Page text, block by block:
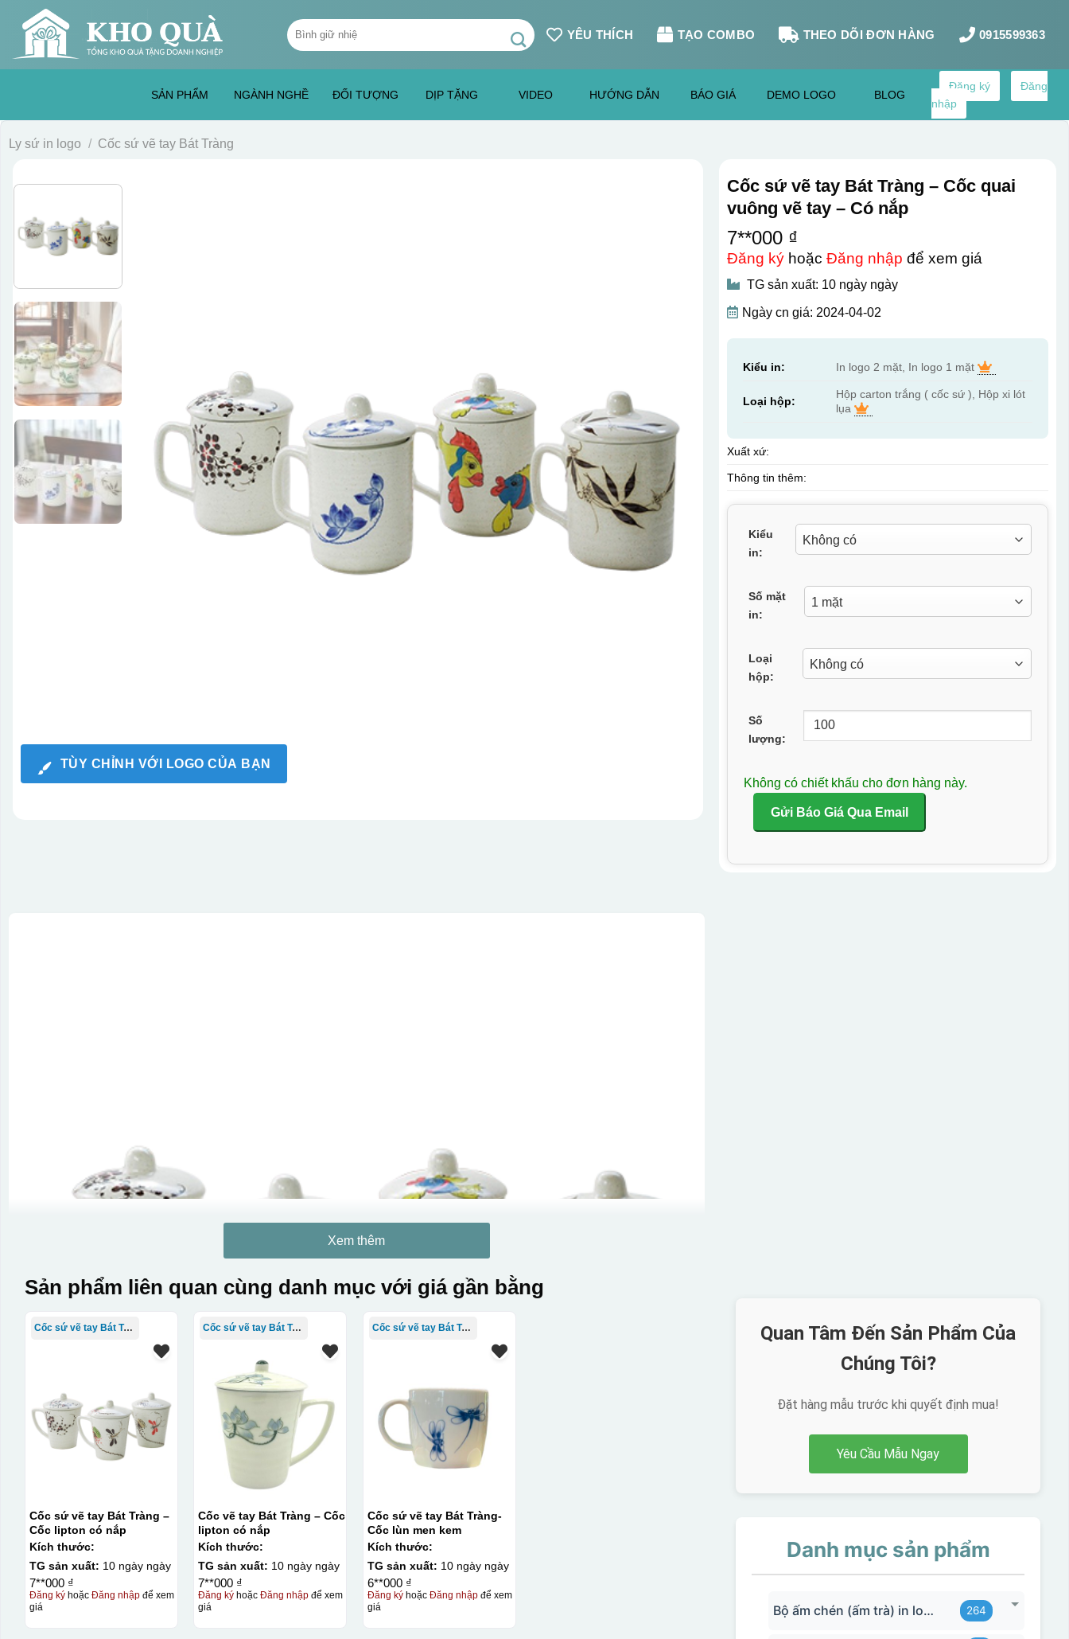
content
Tìm
kiếm:
YÊU THÍCH TẠO COMBO THEO DÕI ĐƠN HÀNG 0915599363
SẢN PHẨM NGÀNH NGHỀ ĐỐI TƯỢNG DỊP TẶNG VIDEO HƯỚNG DẪN BÁO GIÁ DEMO LOGO BLOG
Đăng ký
Đăng
nhập
Ly sứ in logo / Cốc sứ vẽ tay Bát Tràng
TÙY CHỈNH VỚI LOGO CỦA BẠN
Cốc sứ vẽ tay Bát Tràng – Cốc quai
vuông vẽ tay – Có nắp
7**000 ₫
Đăng kýhoặc Đăng nhập để xem giá
TG sản xuất: 10 ngày ngày
Ngày cn giá: 2024-04-02
Kiểu in: In logo 2 mặt, In logo 1 mặt
Loại hộp:
Hộp carton trắng ( cốc sứ ), Hộp xi lót
lụa
Xuất xứ:
Thông tin thêm:
Kiểu
in:
Số mặt
in:
Loại
hộp:
Số
lượng:
Không có chiết khấu cho đơn hàng này.
Gửi Báo Giá Qua Email
Xem thêm
Sản phẩm liên quan cùng danh mục với giá gần bằng
Cốc sứ vẽ tay Bát Tràng
Cốc sứ vẽ tay Bát Tràng –
Cốc lipton có nắp
Kích thước:
TG sản xuất: 10 ngày ngày
7**000 ₫
Đăng kýhoặc Đăng nhậpđể xem
giá
Cốc sứ vẽ tay Bát Tràng
Cốc vẽ tay Bát Tràng – Cốc
lipton có nắp
Kích thước:
TG sản xuất: 10 ngày ngày
7**000 ₫
Đăng ký hoặcĐăng nhập để xem
giá
Cốc sứ vẽ tay Bát Tràng
Cốc sứ vẽ tay Bát Tràng-
Cốc lùn men kem
Kích thước:
TG sản xuất: 10 ngày ngày
6**000 ₫
Đăng kýhoặc Đăng nhậpđể xem
giá
Quan Tâm Đến Sản Phẩm Của
Chúng Tôi?
Đặt hàng mẫu trước khi quyết định mua!
Yêu Cầu Mẫu Ngay
Danh mục sản phẩm
Bộ ấm chén (ấm trà) in logo 264